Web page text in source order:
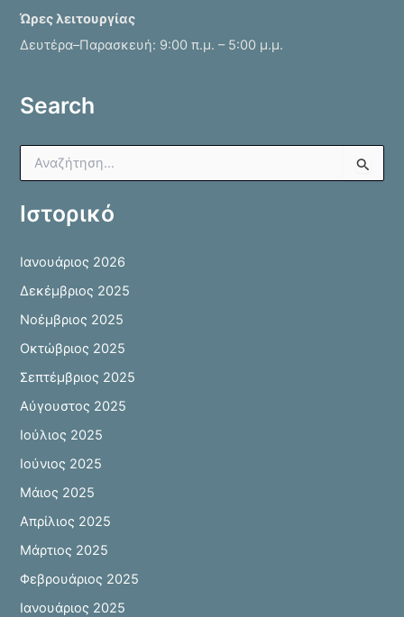
Ώρες λειτουργίας
Δευτέρα–Παρασκευή: 9:00 π.μ. – 5:00 μ.μ.
Search
ν
η
σ
γ
ι
:
Ιστορικό
Ιανουάριος 2026
Δεκέμβριος 2025
Νοέμβριος 2025
Οκτώβριος 2025
Σεπτέμβριος 2025
Αύγουστος 2025
Ιούλιος 2025
Ιούνιος 2025
Μάιος 2025
Απρίλιος 2025
Μάρτιος 2025
Φεβρουάριος 2025
Ιανουάριος 2025